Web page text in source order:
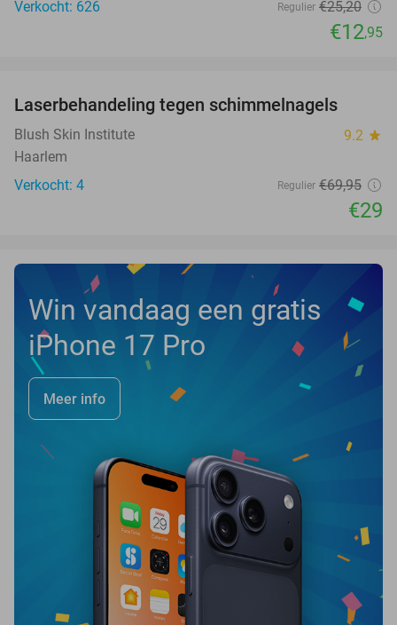
Verkocht: 626 Regulier €25,20
€12,95
TODAY
Laserbehandeling tegen schimmelnagels
Blush Skin Institute 9.2 star
Haarlem
Verkocht: 4
Regulier €69,95
€29
Win vandaag een gratis
iPhone 17 Pro
Meer info